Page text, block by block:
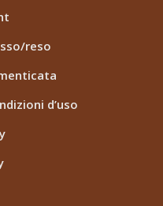
reso
d’uso